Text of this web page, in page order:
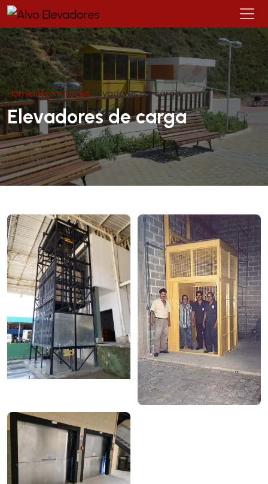
HomeInformaçõesElevadores de carga
Elevadores de carga